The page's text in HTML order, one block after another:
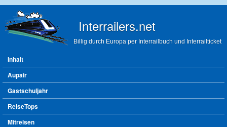
Interrailers.net
Billig durch Europa per Interrailbuch und Interrailticket
Hauptmenü
Inhalt
Aupair
Gastschuljahr
ReiseTops
Mitreisen